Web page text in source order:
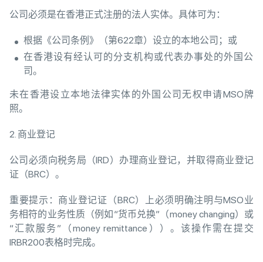
公司必须是在香港正式注册的法人实体。具体可为：
根据《公司条例》（第622章）设立的本地公司；或
在香港设有经认可的分支机构或代表办事处的外国公
司。
未在香港设立本地法律实体的外国公司无权申请MSO牌
照。
2. 商业登记
公司必须向税务局（IRD）办理商业登记，并取得商业登记
证（BRC）。
重要提示：商业登记证（BRC）上必须明确注明与MSO业
务相符的业务性质（例如“货币兑换”（money changing）或
“汇款服务”（money remittance））。该操作需在提交
IRBR200表格时完成。